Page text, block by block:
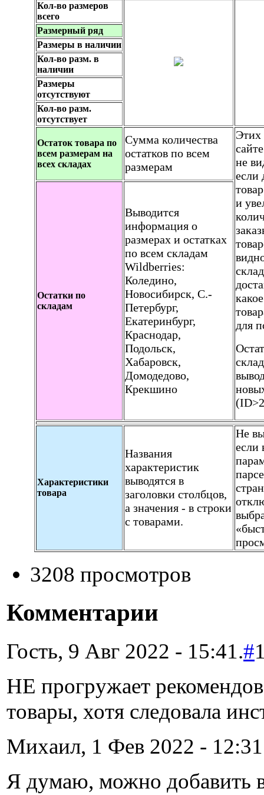
Кол-во размеров
всего
Размерный ряд
Размеры в наличии
Кол-во разм. в
наличии
Размеры
отсутствуют
Кол-во разм.
отсутствует
Остаток товара по
всем размерам на
всех складах
Сумма количества
остатков по всем
размерам
Этих
не
если
и
для
Остатки по
складам
Выводится
информация о
размерах и остатках
по всем складам
Wildberries:
Коледино,
Новосибирск, С.-
Петербург,
Екатеринбург,
Краснодар,
Подольск,
Хабаровск,
Домодедово,
Крекшино
Характеристики
товара
Названия
характеристик
выводятся в
заголовки столбцов,
а значения - в строки
с товарами.
Не
если
3208 просмотров
Комментарии
Гость, 9 Авг 2022 - 15:41.#
НЕ прогружает
товары, хотя следовала
Михаил, 1 Фев 2022 -
Я думаю, можно добавить